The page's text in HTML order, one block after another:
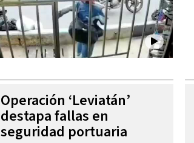
Operación ‘Leviatán’
destapa fallas en
seguridad portuaria